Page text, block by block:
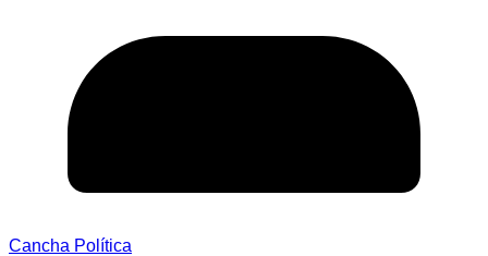
Cancha Política